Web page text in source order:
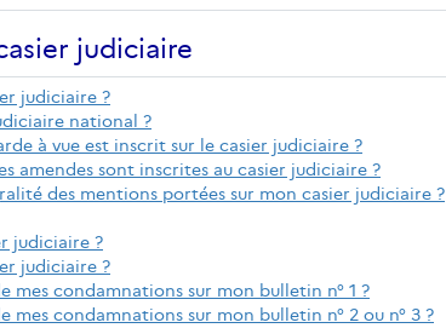
judiciaire
judiciaire ?
national ?
à vue est inscrit sur le casier judiciaire ?
amendes sont inscrites au casier judiciaire ?
des mentions portées sur mon casier judiciaire ?
judiciaire ?
judiciaire ?
condamnations sur mon bulletin n° 1 ?
condamnations sur mon bulletin n° 2 ou n° 3 ?